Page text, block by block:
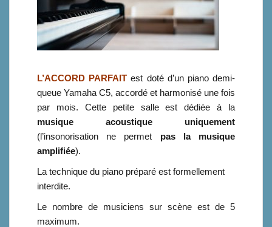
L’ACCORD PARFAITest doté d’un piano demi-
queue Yamaha C5, accordé et harmonisé une fois
par mois. Cette petite salle est dédiée à la
musique acoustique uniquement
(l’insonorisation ne permet pas la musique
amplifiée).
La technique du piano préparé est formellement
interdite.
Le nombre de musiciens sur scène est de 5
maximum.